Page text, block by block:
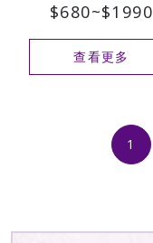
$680~$1990
查看更多
1